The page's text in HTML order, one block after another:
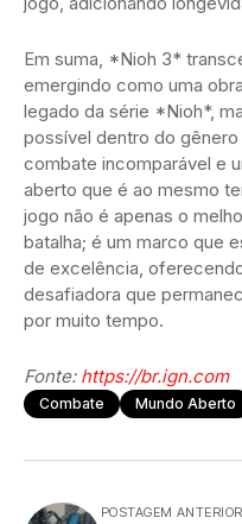
Em suma, *Nioh 3*
emergindo como uma
legado da série *Nioh*,
possível dentro do
combate incomparável e
aberto que é ao mesmo
jogo não é apenas o
batalha; é um marco que
de excelência,
desafiadora que
por muito tempo.
Fonte: https://br.ign.com
Combate Mundo Aberto
POSTAGEM ANTERIOR